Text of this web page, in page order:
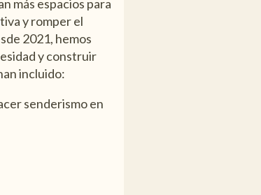
más espacios para
y romper el
2021, hemos
y construir
incluido:
senderismo en